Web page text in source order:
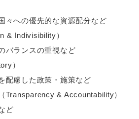
々への優先的な資源配分など
& Indivisibility）
バランスの重視など
）
配慮した政策・施策など
Transparency & Accountability）
ど